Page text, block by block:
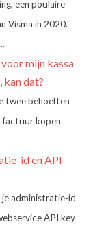
een poulaire
Visma in 2020.
mijn kassa
kan dat?
twee behoeften
factuur kopen
id en API
je administratie-id
API key